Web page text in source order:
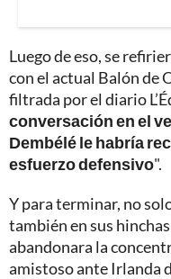
Luego de eso, se
con el actual Balón de
filtrada por el diario
conversación en el
Dembélé le habría
esfuerzo defensivo".
Y para terminar, no
también en sus
abandonara la
amistoso ante Irlanda